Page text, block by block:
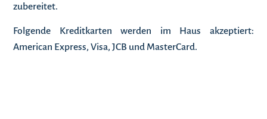
zubereitet.
Folgende Kreditkarten werden im Haus akzeptiert:
American Express, Visa, JCB und MasterCard.